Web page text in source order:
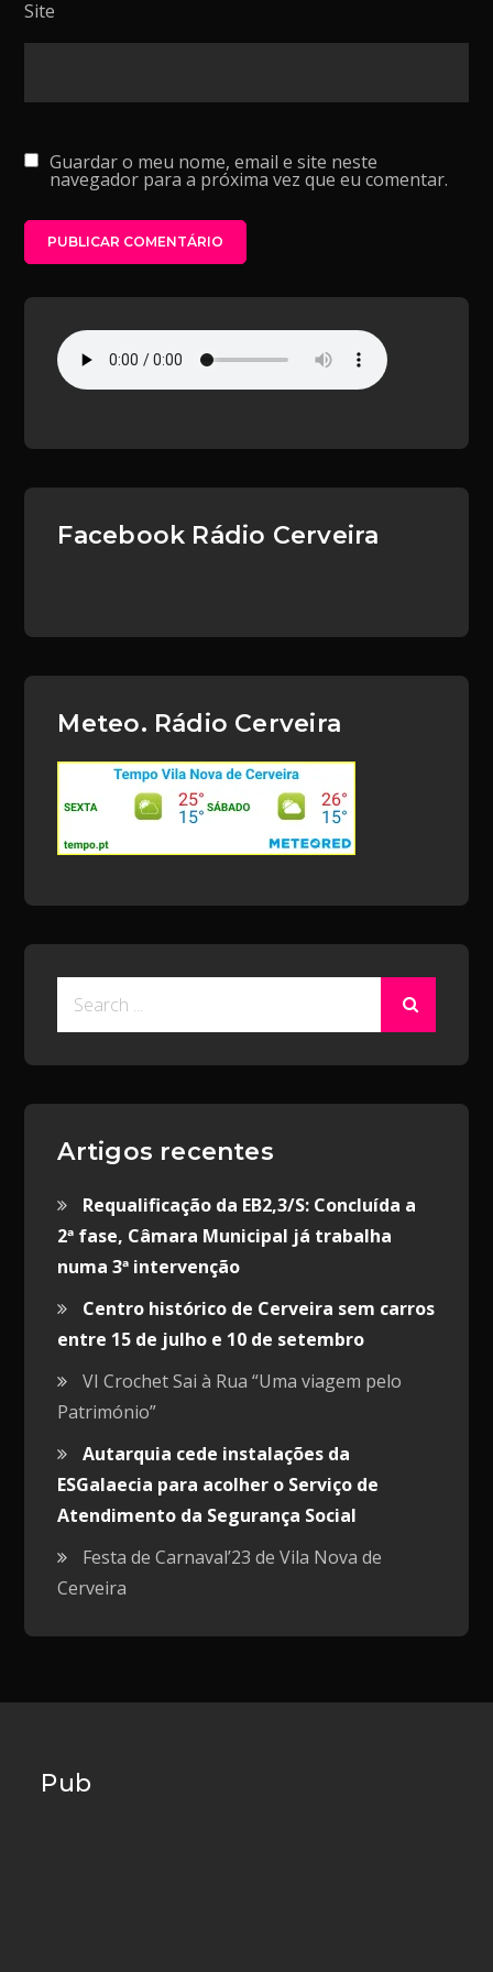
Site
Guardar o meu nome, email e site neste
navegador para a próxima vez que eu comentar.
Facebook Rádio Cerveira
Meteo. Rádio Cerveira
Artigos recentes
Requalificação da EB2,3/S: Concluída a
2ª fase, Câmara Municipal já trabalha
numa 3ª intervenção
Centro histórico de Cerveira sem carros
entre 15 de julho e 10 de setembro
VI Crochet Sai à Rua “Uma viagem pelo
Património”
Autarquia cede instalações da
ESGalaecia para acolher o Serviço de
Atendimento da Segurança Social
Festa de Carnaval’23 de Vila Nova de
Cerveira
Pub